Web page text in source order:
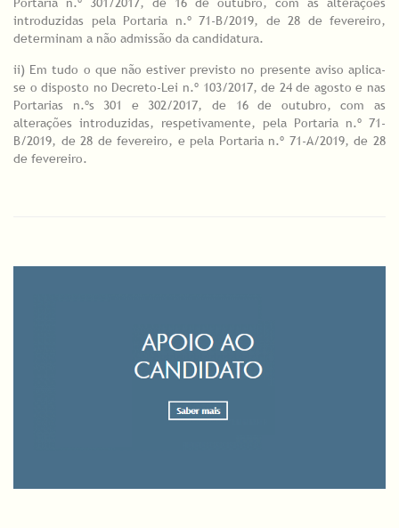
introduzidas pela Portaria n.º 71-B/2019, de 28 de fevereiro,
determinam a não admissão da candidatura.
ii) Em tudo o que não estiver previsto no presente aviso aplica-
se o disposto no Decreto-Lei n.º 103/2017, de 24 de agosto e nas
Portarias n.ºs 301 e 302/2017, de 16 de outubro, com as
alterações introduzidas, respetivamente, pela Portaria n.º 71-
B/2019, de 28 de fevereiro, e pela Portaria n.º 71-A/2019, de 28
de fevereiro.